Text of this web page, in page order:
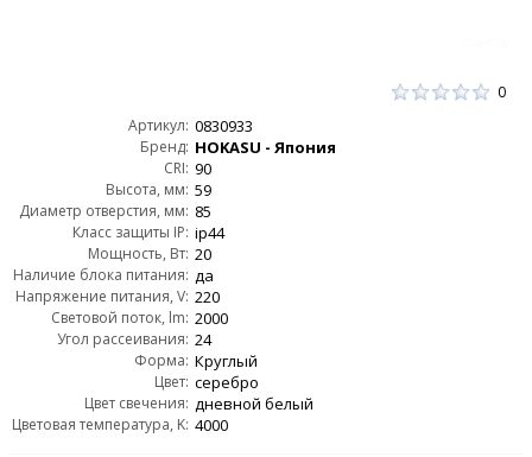
0
Артикул: 0830933
Бренд: HOKASU - Япония
CRI: 90
Высота, мм: 59
Диаметр отверстия, мм: 85
Класс защиты IP: ip44
Мощность, Вт: 20
Наличие блока питания: да
Напряжение питания, V: 220
Световой поток, lm: 2000
Угол рассеивания: 24
Форма: Круглый
Цвет: серебро
Цвет свечения: дневной белый
Цветовая температура, K: 4000